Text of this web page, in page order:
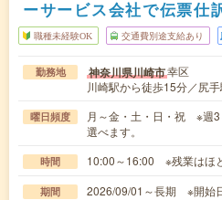
ーサービス会社で伝票仕
職種未経験OK 交通費別途支給あり
勤務地 神奈川県川崎市幸区
川崎駅から徒歩15分／尻
曜日頻度
月～金・土・日・祝 ※週3
選べます。
時間 10:00～16:00 ※残業はほ
期間 2026/09/01～長期 ※開始